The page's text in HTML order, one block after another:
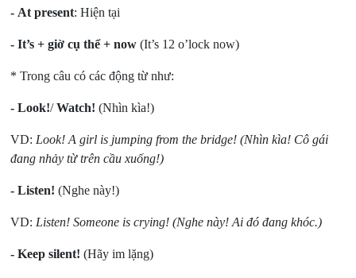
- At present: Hiện tại
- It’s + giờ cụ thể+ now (It’s 12 o’lock now)
* Trong câu có các động từ như:
- Look!/Watch!(Nhìn kìa!)
VD: Look! A girl is jumping from the bridge! (Nhìn kìa! Cô gái
đang nhảy từ trên cầu xuống!)
- Listen! (Nghe này!)
VD: Listen! Someone is crying! (Nghe này! Ai đó đang khóc.)
- Keep silent! (Hãy im lặng)